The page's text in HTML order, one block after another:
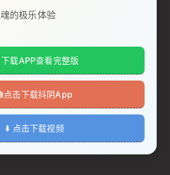
的极乐体验
载APP查看完整版
点击下载抖阴App
⬇️ 点击下载视频